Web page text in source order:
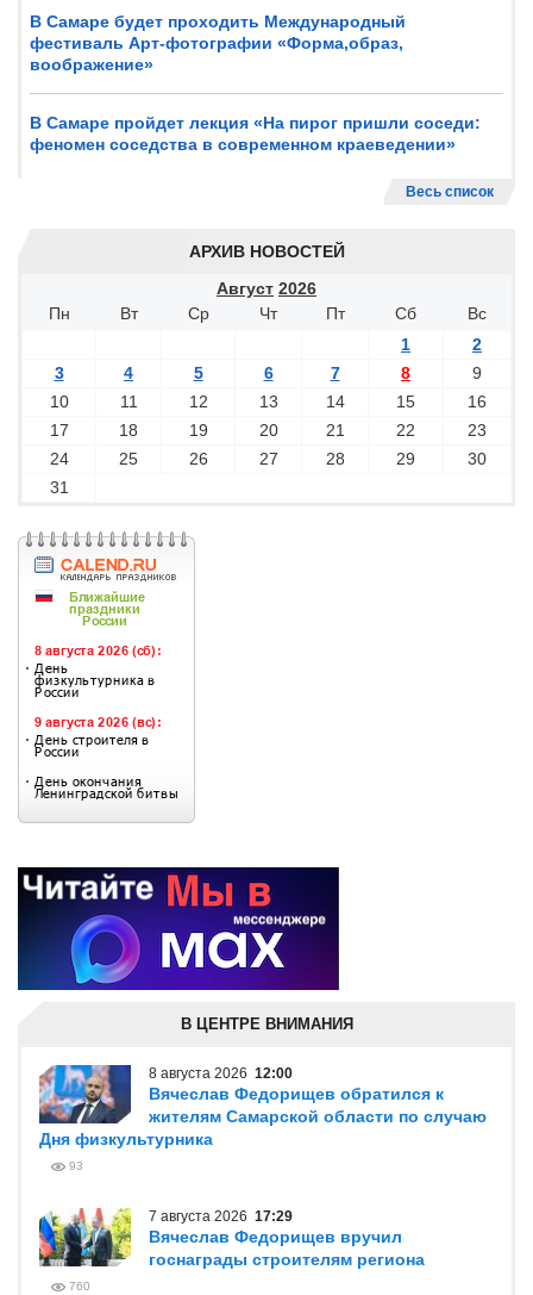
В Самаре будет проходить Международный
фестиваль Арт-фотографии «Форма,образ,
воображение»
В Самаре пройдет лекция «На пирог пришли соседи:
феномен соседства в современном краеведении»
Весь список
АРХИВ НОВОСТЕЙ
Август 2026
Пн
Вт Ср Чт Пт Сб
Вс
1
2
3
4 5 6 7 8
9
10
11 12 13 14 15
16
17
18 19 20 21 22
23
24
25 26 27 28 29
30
31
В ЦЕНТРЕ ВНИМАНИЯ
8 августа 2026 12:00
Вячеслав Федорищев обратился к
жителям Самарской области по случаю
Дня физкультурника
93
7 августа 2026 17:29
Вячеслав Федорищев вручил
госнаграды строителям региона
760